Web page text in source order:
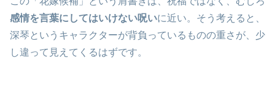
感情を言葉にしてはいけない呪いに近い。そう考えると、
深琴というキャラクターが背負っているものの重さが、少
し違って見えてくるはずです。